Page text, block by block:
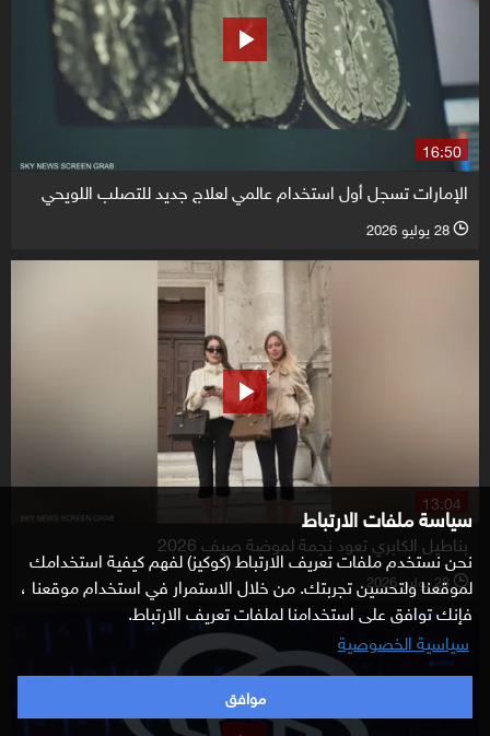
سياسة ملفات الارتباط
نحن نستخدم ملفات تعريف الارتباط (كوكيز) لفهم كيفية استخدامك
لموقعنا ولتحسين تجربتك. من خلال الاستمرار في استخدام موقعنا ،
فإنك توافق على استخدامنا لملفات تعريف الارتباط.
سياسية الخصوصية
موافق
16:50
الإمارات تسجل أول استخدام عالمي لعلاج جديد للتصلب اللويحي
l 28 يوليو 2026
13:04
بناطيل الكابري تعود نجمة لموضة صيف 2026
l 28 يوليو 2026